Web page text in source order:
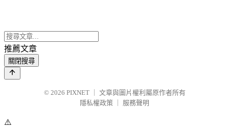
推薦文章
關閉搜尋
© 2026 PIXNET
文章與圖片權利屬原作者所有
隱私權政策
服務聲明
⚠️